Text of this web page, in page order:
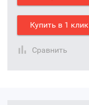
Купить в 1 клик
Сравнить